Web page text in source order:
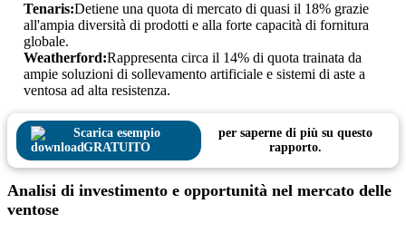
Tenaris:Detiene una quota di mercato di quasi il 18% grazie
all'ampia diversità di prodotti e alla forte capacità di fornitura
globale.
Weatherford:Rappresenta circa il 14% di quota trainata da
ampie soluzioni di sollevamento artificiale e sistemi di aste a
ventosa ad alta resistenza.
Scarica esempio
GRATUITO
per saperne di più su questo
rapporto.
Analisi di investimento e opportunità nel mercato delle
ventose